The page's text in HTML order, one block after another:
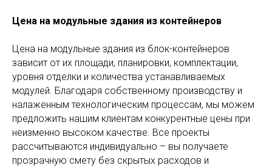
Цена на модульные здания из контейнеров
Цена на модульные здания из блок-контейнеров
зависит от их площади, планировки, комплектации,
уровня отделки и количества устанавливаемых
модулей. Благодаря собственному производству и
налаженным технологическим процессам, мы можем
предложить нашим клиентам конкурентные цены при
неизменно высоком качестве. Все проекты
рассчитываются индивидуально – вы получаете
прозрачную смету без скрытых расходов и